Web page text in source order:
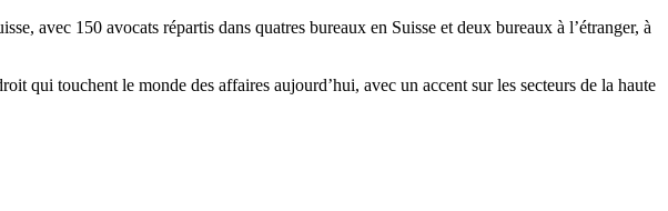
avec 150 avocats répartis dans quatres bureaux en Suisse et deux bureaux à l’étranger, à
qui touchent le monde des affaires aujourd’hui, avec un accent sur les secteurs de la haute